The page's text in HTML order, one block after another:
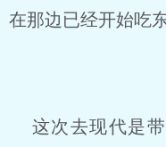
在那边已经开始吃
这次去现代是带